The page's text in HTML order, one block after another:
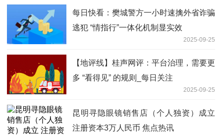
每日快看：樊城警方一小时速擒外省诈骗
逃犯 “情指行”一体化机制显实效
2025-09-25
【地评线】桂声网评：平台治理，需要更
多 “看得见” 的规则_每日关注
2025-09-25
昆明寻隐眼镜销售店（个人独资）成立
注册资本3万人民币 焦点热讯